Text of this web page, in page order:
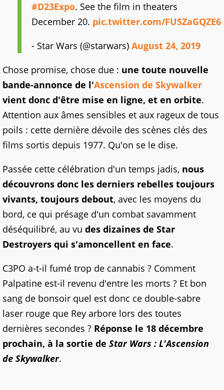
#D23Expo. See the film in theaters
December 20. pic.twitter.com/FUSZaGQZE6
- Star Wars (@starwars) August 24, 2019
Chose promise, chose due : une toute nouvelle
bande-annonce de l'Ascension de Skywalker
vient donc d'être mise en ligne, et en orbite.
Attention aux âmes sensibles et aux rageux de tous
poils : cette dernière dévoile des scènes clés des
films sortis depuis 1977. Qu'on se le dise.
Passée cette célébration d'un temps jadis, nous
découvrons donc les derniers rebelles toujours
vivants, toujours debout, avec les moyens du
bord, ce qui présage d'un combat savamment
déséquilibré, au vu des dizaines de Star
Destroyers qui s'amoncellent en face.
C3PO a-t-il fumé trop de cannabis ? Comment
Palpatine est-il revenu d'entre les morts ? Et bon
sang de bonsoir quel est donc ce double-sabre
laser rouge que Rey arbore lors des toutes
dernières secondes ? Réponse le 18 décembre
prochain, à la sortie de Star Wars : L'Ascension
de Skywalker.